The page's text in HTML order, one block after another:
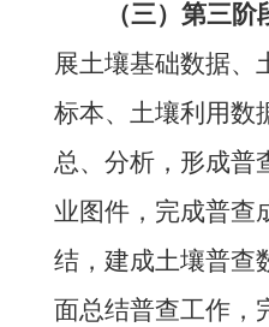
（三）第三阶
展土壤基础数据、
标本、土壤利用数
总、分析，形成普
业图件，完成普查
结，建成土壤普查
面总结普查工作，